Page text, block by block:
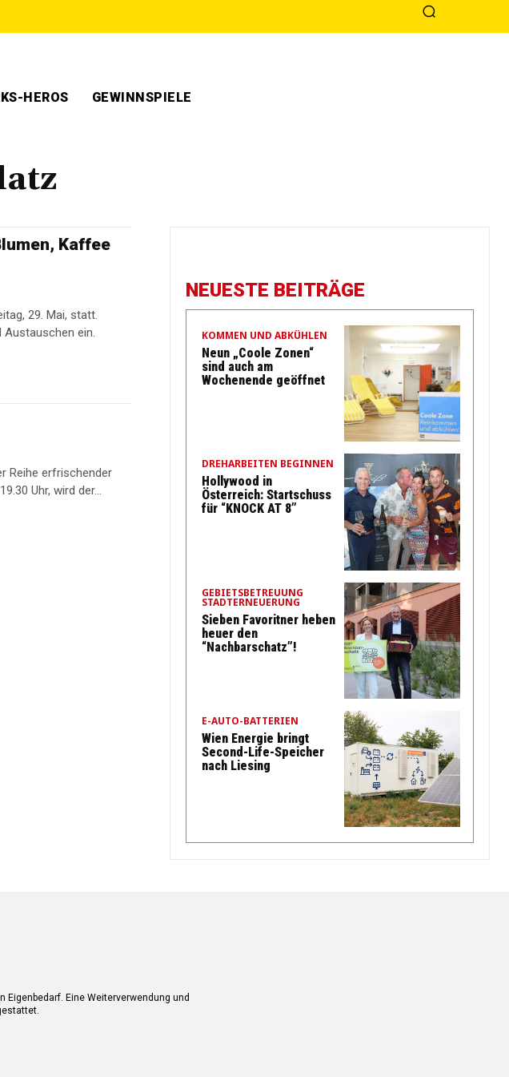
HEROS GEWINNSPIELE
Kaffee
29. Mai, statt.
Austauschen ein.
Reihe erfrischender
Uhr, wird der...
NEUESTE BEITRÄGE
KOMMEN UND ABKÜHLEN
Neun „Coole Zonen“
sind auch am
Wochenende geöffnet
DREHARBEITEN BEGINNEN
Hollywood in
Österreich: Startschuss
für “KNOCK AT 8”
GEBIETSBETREUUNG
STADTERNEUERUNG
Sieben Favoritner heben
heuer den
“Nachbarschatz”!
E-AUTO-BATTERIEN
Wien Energie bringt
Second-Life-Speicher
nach Liesing
Eine Weiterverwendung und